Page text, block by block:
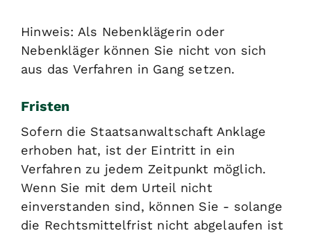
Hinweis: Als Nebenklägerin oder
Nebenkläger können Sie nicht von sich
aus das Verfahren in Gang setzen.
Fristen
Sofern die Staatsanwaltschaft Anklage
erhoben hat, ist der Eintritt in ein
Verfahren zu jedem Zeitpunkt möglich.
Wenn Sie mit dem Urteil nicht
einverstanden sind, können Sie - solange
die Rechtsmittelfrist nicht abgelaufen ist